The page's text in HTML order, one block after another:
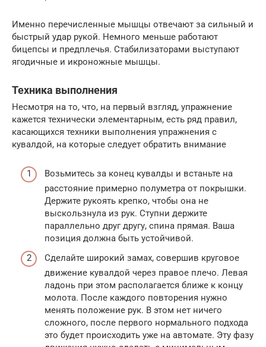
Именно перечисленные мышцы отвечают за сильный и
быстрый удар рукой. Немного меньше работают
бицепсы и предплечья. Стабилизаторами выступают
ягодичные и икроножные мышцы.
Техника выполнения
Несмотря на то, что, на первый взгляд, упражнение
кажется технически элементарным, есть ряд правил,
касающихся техники выполнения упражнения с
кувалдой, на которые следует обратить внимание
Возьмитесь за конец кувалды и встаньте на
расстояние примерно полуметра от покрышки.
Держите рукоять крепко, чтобы она не
выскользнула из рук. Ступни держите
параллельно друг другу, спина прямая. Ваша
позиция должна быть устойчивой.
Сделайте широкий замах, совершив круговое
движение кувалдой через правое плечо. Левая
ладонь при этом располагается ближе к концу
молота. После каждого повторения нужно
менять положение рук. В этом нет ничего
сложного, после первого нормального подхода
это будет происходить уже на автомате. Эту фазу